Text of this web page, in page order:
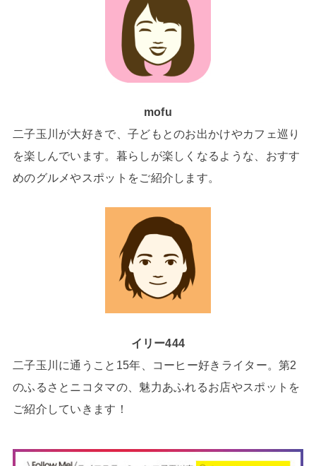
mofu
二子玉川が大好きで、子どもとのお出かけやカフェ巡り
を楽しんでいます。暮らしが楽しくなるような、おすす
めのグルメやスポットをご紹介します。
イリー444
二子玉川に通うこと15年、コーヒー好きライター。第2
のふるさとニコタマの、魅力あふれるお店やスポットを
ご紹介していきます！